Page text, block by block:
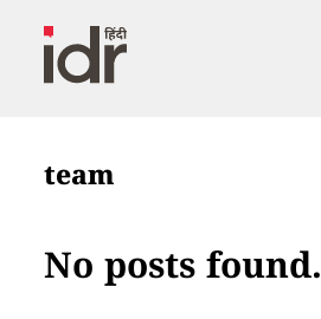
team
No posts found.